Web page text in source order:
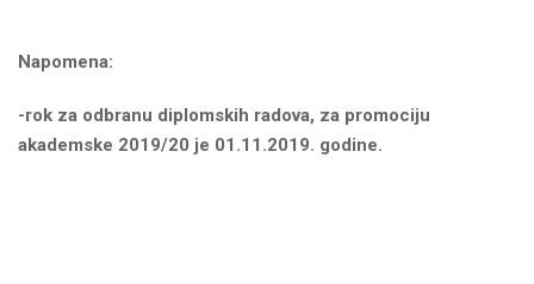
Napomena:
-rok za odbranu diplomskih radova, za promociju
akademske 2019/20 je 01.11.2019. godine.